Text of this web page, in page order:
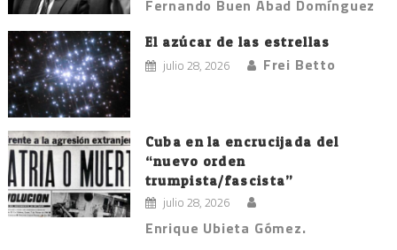
Fernando Buen Abad Domínguez
El azúcar de las estrellas
julio 28, 2026 Frei Betto
Cuba en la encrucijada del
“nuevo orden
trumpista/fascista”
julio 28, 2026
Enrique Ubieta Gómez.